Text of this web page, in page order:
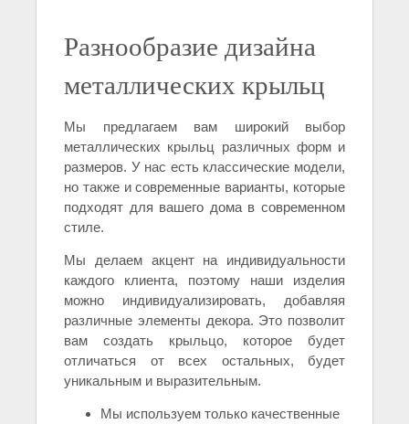
Разнообразие дизайна
металлических крыльц
Мы предлагаем вам широкий выбор
металлических крыльц различных форм и
размеров. У нас есть классические модели,
но также и современные варианты, которые
подходят для вашего дома в современном
стиле.
Мы делаем акцент на индивидуальности
каждого клиента, поэтому наши изделия
можно индивидуализировать, добавляя
различные элементы декора. Это позволит
вам создать крыльцо, которое будет
отличаться от всех остальных, будет
уникальным и выразительным.
Мы используем только качественные